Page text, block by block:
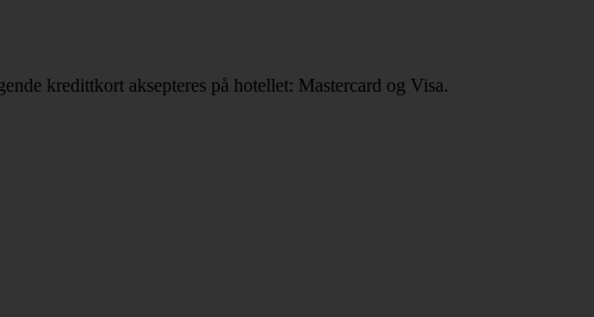
kredittkort aksepteres på hotellet: Mastercard og Visa.